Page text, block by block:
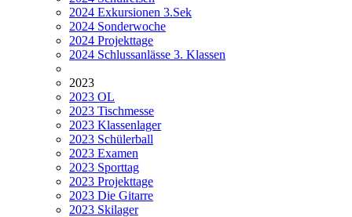
2024 Exkursionen 3.Sek
2024 Sonderwoche
2024 Projekttage
2024 Schlussanlässe 3. Klassen
2023
2023 OL
2023 Tischmesse
2023 Klassenlager
2023 Schülerball
2023 Examen
2023 Sporttag
2023 Projekttage
2023 Die Gitarre
2023 Skilager